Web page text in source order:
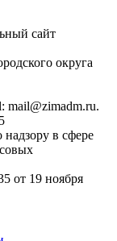
сайт
округа
mail@zimadm.ru.
в сфере
от 19 ноября